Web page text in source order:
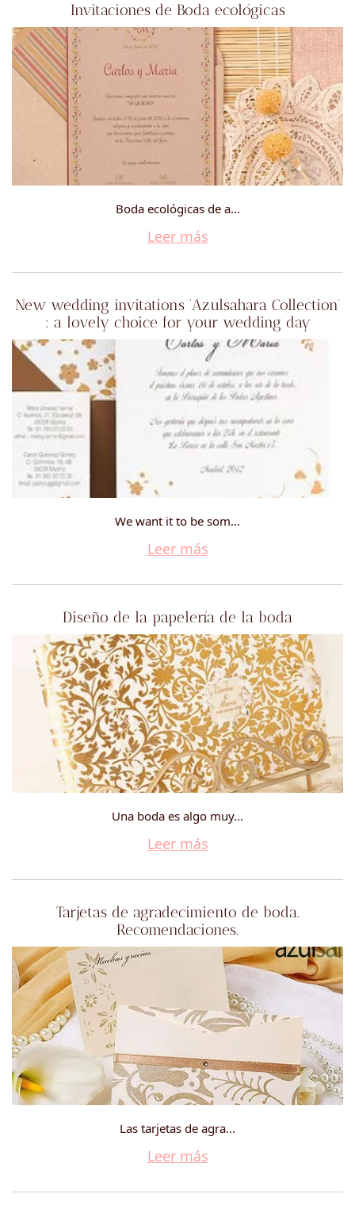
Invitaciones de Boda ecológicas
Boda ecológicas de a...
Leer más
New wedding invitations 'Azulsahara Collection'
: a lovely choice for your wedding day
We want it to be som...
Leer más
Diseño de la papelería de la boda
Una boda es algo muy...
Leer más
Tarjetas de agradecimiento de boda.
Recomendaciones.
Las tarjetas de agra...
Leer más